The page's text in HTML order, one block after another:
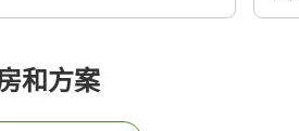
和方案